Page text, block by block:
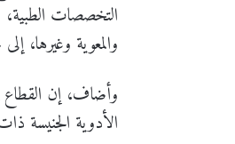
التخصصات الطبية،
والمعوية
الأدوية الجنيسة ذات